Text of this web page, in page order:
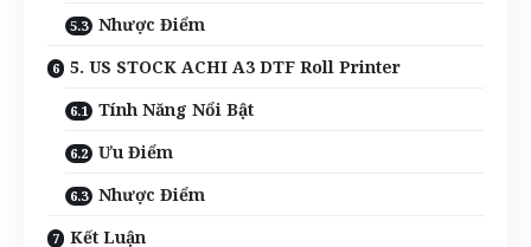
Nhược Điểm
5. US STOCK ACHI A3 DTF Roll Printer
Tính Năng Nổi Bật
Ưu Điểm
Nhược Điểm
Kết Luận